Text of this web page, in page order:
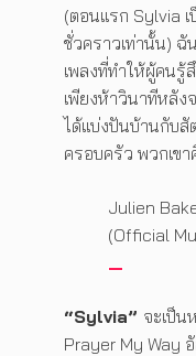
(ตอนแรก Sylvia
ชั่วคราวเท่านั้น) ฉั
เพลงที่ทำให้ผู้คนรู้
เพียงห้าวินาทีหลัง
ได้แบ่งปันบ้านกับสั
ครอบครัว พวกเข
Julien
(Official
“Sylvia” จะเป็น
Prayer My Way